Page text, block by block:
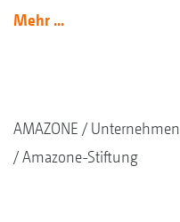
Mehr ...
AMAZONE Unternehmen
Amazone-Stiftung